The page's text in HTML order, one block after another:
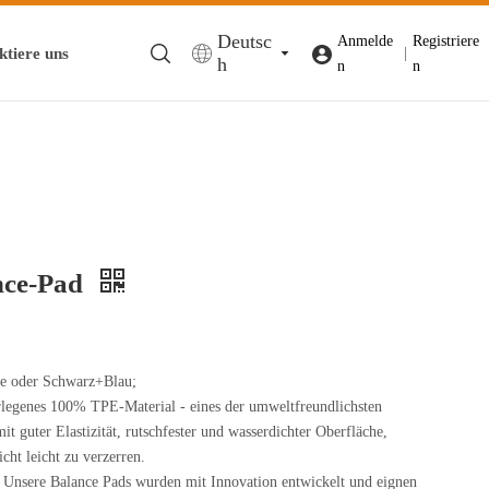
uns
Deutsc
h
Anmelde
n
Registriere
n
Pad
oder Schwarz+Blau;
100% TPE-Material - eines der umweltfreundlichsten
guter Elastizität, rutschfester und wasserdichter Oberfläche,
leicht zu verzerren.
Balance Pads wurden mit Innovation entwickelt und eignen